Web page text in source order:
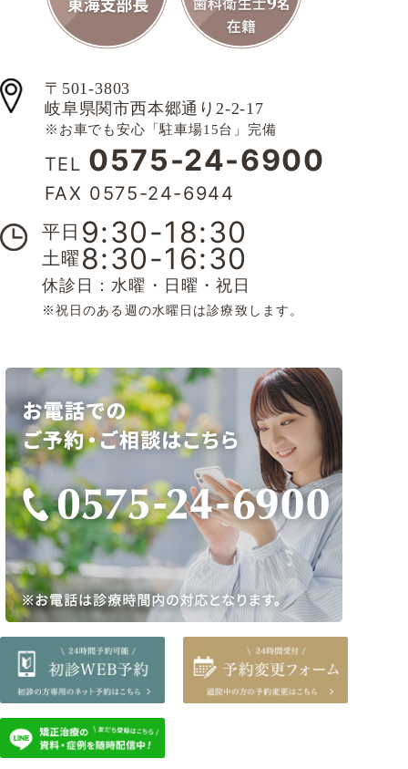
〒501-3803
岐阜県関市西本郷通り2-2-17
※お車でも安心「駐車場15台」完備
TEL 0575-24-6900
FAX 0575-24-6944
平日 9:30-18:30
土曜 8:30-16:30
休診日：水曜・日曜・祝日
※祝日のある週の水曜日は診療致します。